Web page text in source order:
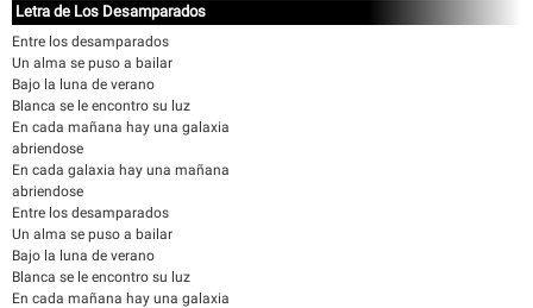
Letra de Los Desamparados
Entre los desamparados
Un alma se puso a bailar
Bajo la luna de verano
Blanca se le encontro su luz
En cada mañana hay una galaxia
abriendose
En cada galaxia hay una mañana
abriendose
Entre los desamparados
Un alma se puso a bailar
Bajo la luna de verano
Blanca se le encontro su luz
En cada mañana hay una galaxia